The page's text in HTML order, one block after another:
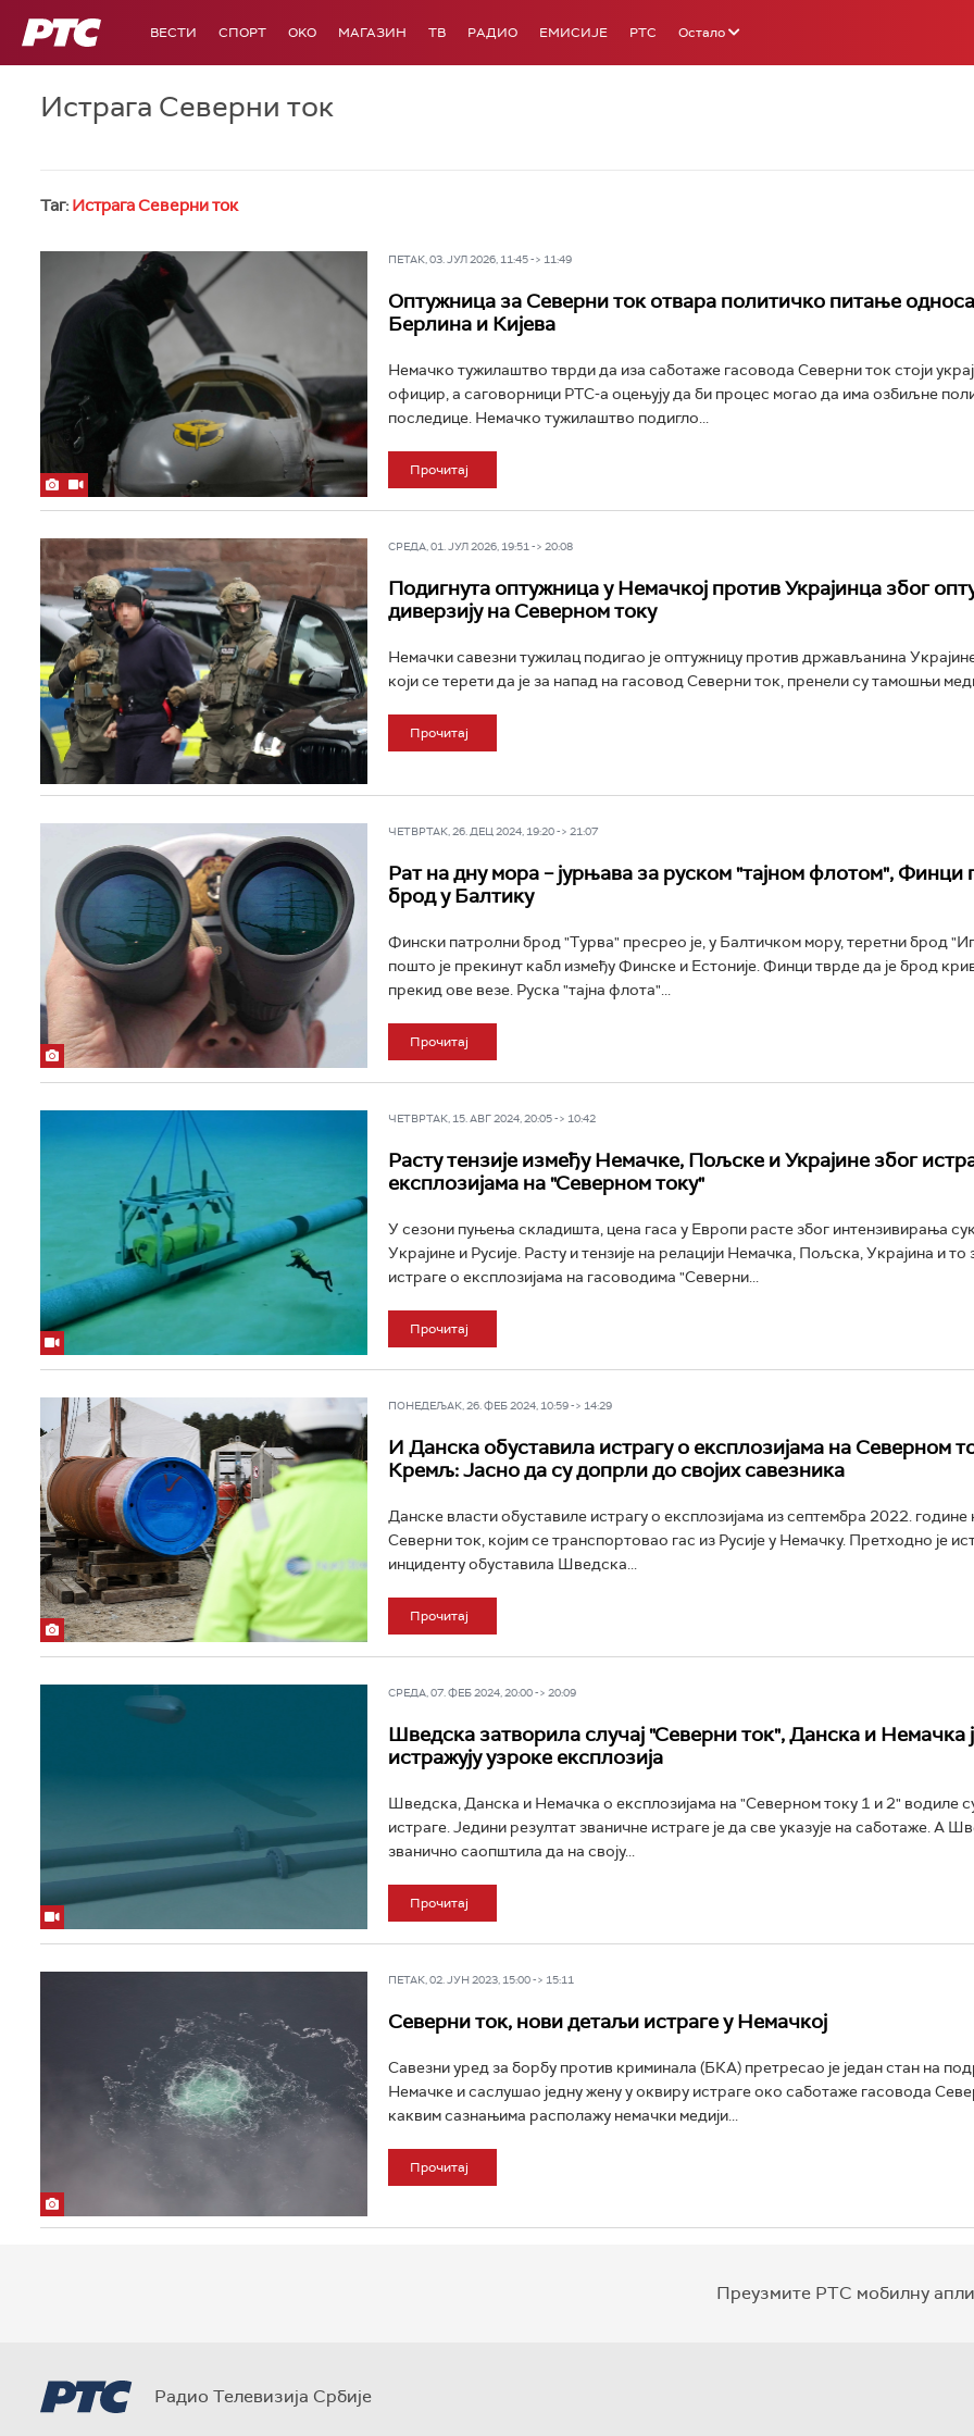
РТС ВЕСТИ СПОРТ OKO МАГАЗИН ТВ РАДИО ЕМИСИЈЕ РТС Остало
Истрага Северни ток
Таг: Истрага Северни ток
ПЕТАК, 03. ЈУЛ 2026, 11:45 -> 11:49
Оптужница за Северни ток отвара политичко питање односа
Берлина и Кијева
Немачко тужилаштво тврди да иза саботаже гасовода Северни ток стоји
официр, а саговорници РТС-а оцењују да би процес могао да има озбиљне
последице. Немачко тужилаштво подигло...
Прочитај
СРЕДА, 01. ЈУЛ 2026, 19:51 -> 20:08
Подигнута оптужница у Немачкој против Украјинца због
диверзију на Северном току
Немачки савезни тужилац подигао је оптужницу против држављанина
који се терети да је за напад на гасовод Северни ток, пренели су тамошњи
Прочитај
ЧЕТВРТАК, 26. ДЕЦ 2024, 19:20 -> 21:07
Рат на дну мора – јурњава за руском "тајном флотом", Финци
брод у Балтику
Фински патролни брод "Турва" пресрео је, у Балтичком мору, теретни брод
пошто је прекинут кабл између Финске и Естоније. Финци тврде да је брод
прекид ове везе. Руска "тајна флота"...
Прочитај
ЧЕТВРТАК, 15. АВГ 2024, 20:05 -> 10:42
Расту тензије између Немачке, Пољске и Украјине због
експлозијама на "Северном току"
У сезони пуњења складишта, цена гаса у Европи расте због интензивирања
Украјине и Русије. Расту и тензије на релацији Немачка, Пољска, Украјина и то
истраге о експлозијама на гасоводима "Северни...
Прочитај
ПОНЕДЕЉАК, 26. ФЕБ 2024, 10:59 -> 14:29
И Данска обуставила истрагу о експлозијама на Северном
Кремљ: Јасно да су допрли до својих савезника
Данске власти обуставиле истрагу о експлозијама из септембра 2022. године
Северни ток, којим се транспортовао гас из Русије у Немачку. Претходно је
инциденту обуставила Шведска...
Прочитај
СРЕДА, 07. ФЕБ 2024, 20:00 -> 20:09
Шведска затворила случај "Северни ток", Данска и Немачка
истражују узроке експлозија
Шведска, Данска и Немачка о експлозијама на "Северном току 1 и 2" водиле
истраге. Једини резултат званичне истраге је да све указује на саботаже. А
званично саопштила да на своју...
Прочитај
ПЕТАК, 02. ЈУН 2023, 15:00 -> 15:11
Северни ток, нови детаљи истраге у Немачкој
Савезни уред за борбу против криминала (БКА) претресао је један стан на
Немачке и саслушао једну жену у оквиру истраге око саботаже гасовода
каквим сазнањима располажу немачки медији...
Прочитај
Преузмите РТС мобилну
Радио Телевизија Србије